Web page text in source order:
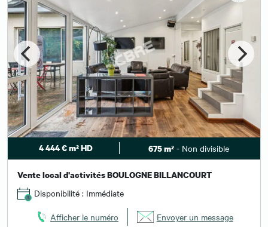
4 444 € m² HD 675 m² - Non divisible
Vente local d'activités BOULOGNE BILLANCOURT
Disponibilité : Immédiate
Afficher le numéro Envoyer un message